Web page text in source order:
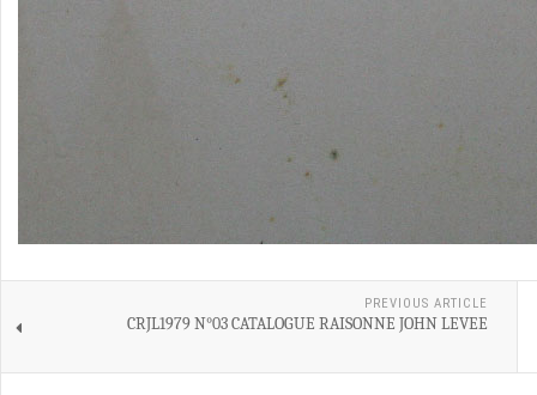
PREVIOUS ARTICLE
CRJL1979 N°03 CATALOGUE RAISONNE JOHN LEVEE